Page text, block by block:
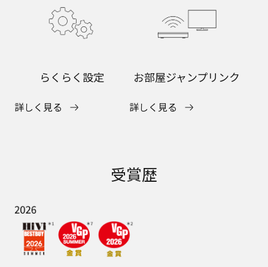
らくらく設定
詳しく見る
お部屋ジャンプリンク
詳しく見る
受賞歴